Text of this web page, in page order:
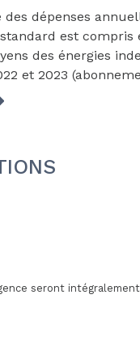
n'hésitez
commercial
n°RSAC : 953 872
dépenses
est compris
des énergies
et 2023
seront